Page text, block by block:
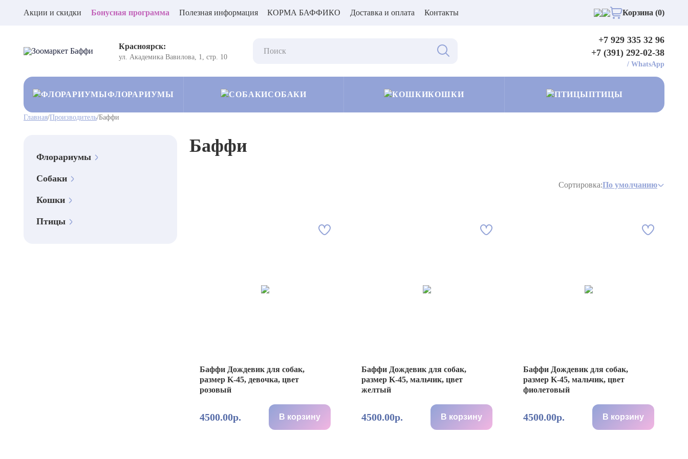
Акции и скидки Бонусная программа Полезная информация КОРМА БАФФИКО Доставка и оплата Контакты Корзина (0)
Красноярск:
ул. Академика Вавилова, 1, стр. 10
+7 929 335 32 96
+7 (391) 292-02-38
/ WhatsApp
ФЛОРАРИУМЫ СОБАКИ КОШКИ ПТИЦЫ
Главная/Производитель/Баффи
Флорариумы
Собаки
Кошки
Птицы
Баффи
Сортировка:По умолчанию
Баффи Дождевик для собак,
размер K-45, девочка, цвет
розовый
4500.00р. В корзину
Баффи Дождевик для собак,
размер K-45, мальчик, цвет
желтый
4500.00р. В корзину
Баффи Дождевик для собак,
размер K-45, мальчик, цвет
фиолетовый
4500.00р. В корзину